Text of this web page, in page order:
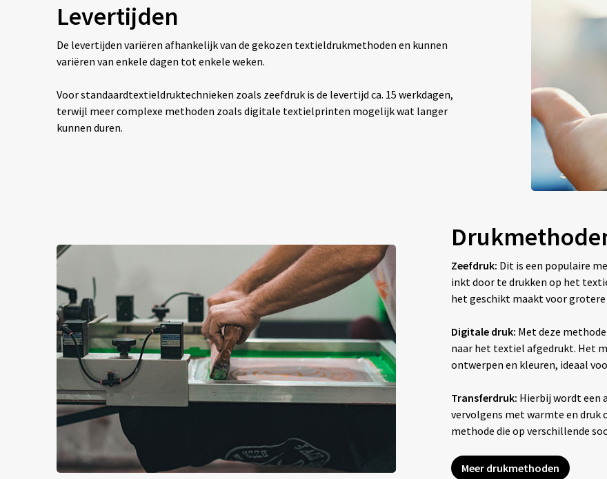
Levertijden
De levertijden variëren afhankelijk van de gekozen textieldrukmethoden en kunnen
variëren van enkele dagen tot enkele weken.
Voor standaardtextieldruktechnieken zoals zeefdruk is de levertijd ca. 15 werkdagen,
terwijl meer complexe methoden zoals digitale textielprinten mogelijk wat langer
kunnen duren.
Zeefdruk: Dit is een populaire
inkt door te drukken op het
het geschikt maakt voor grotere
Digitale druk: Met deze
naar het textiel afgedrukt. Het
ontwerpen en kleuren, ideaal
Transferdruk: Hierbij wordt een
vervolgens met warmte en druk
methode die op verschillende
Meer drukmethoden